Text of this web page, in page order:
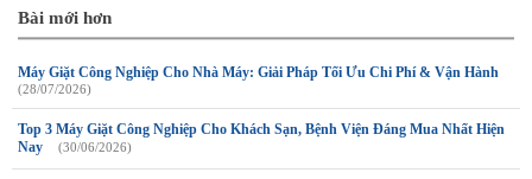
Bài mới hơn
Máy Giặt Công Nghiệp Cho Nhà Máy: Giải Pháp Tối Ưu Chi Phí & Vận Hành
(28/07/2026)
Top 3 Máy Giặt Công Nghiệp Cho Khách Sạn, Bệnh Viện Đáng Mua Nhất Hiện
Nay
(30/06/2026)